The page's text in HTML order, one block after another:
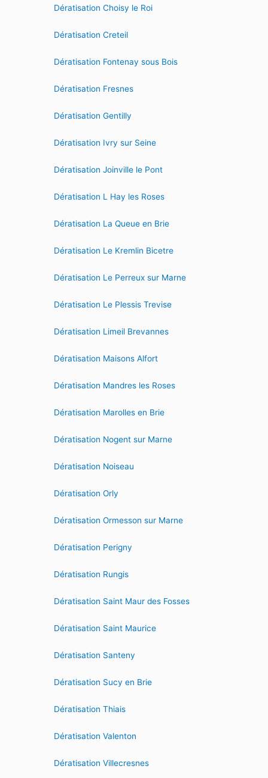
Dératisation Choisy le Roi
Dératisation Creteil
Dératisation Fontenay sous Bois
Dératisation Fresnes
Dératisation Gentilly
Dératisation Ivry sur Seine
Dératisation Joinville le Pont
Dératisation L Hay les Roses
Dératisation La Queue en Brie
Dératisation Le Kremlin Bicetre
Dératisation Le Perreux sur Marne
Dératisation Le Plessis Trevise
Dératisation Limeil Brevannes
Dératisation Maisons Alfort
Dératisation Mandres les Roses
Dératisation Marolles en Brie
Dératisation Nogent sur Marne
Dératisation Noiseau
Dératisation Orly
Dératisation Ormesson sur Marne
Dératisation Perigny
Dératisation Rungis
Dératisation Saint Maur des Fosses
Dératisation Saint Maurice
Dératisation Santeny
Dératisation Sucy en Brie
Dératisation Thiais
Dératisation Valenton
Dératisation Villecresnes